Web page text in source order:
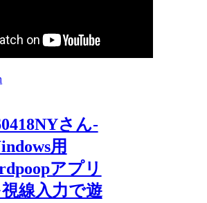
さん-
用
アプリ
線入力で遊